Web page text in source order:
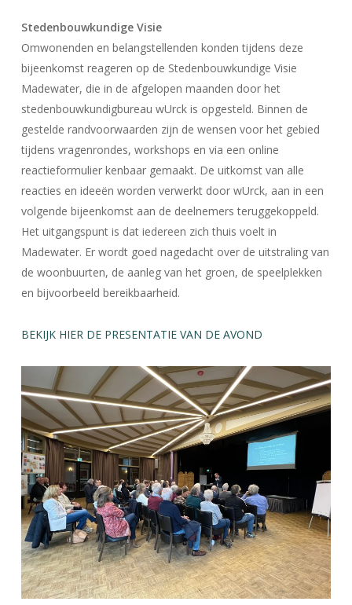
Stedenbouwkundige Visie
Omwonenden en belangstellenden konden tijdens deze
bijeenkomst reageren op de Stedenbouwkundige Visie
Madewater, die in de afgelopen maanden door het
stedenbouwkundigbureau wUrck is opgesteld. Binnen de
gestelde randvoorwaarden zijn de wensen voor het gebied
tijdens vragenrondes, workshops en via een online
reactieformulier kenbaar gemaakt. De uitkomst van alle
reacties en ideeën worden verwerkt door wUrck, aan in een
volgende bijeenkomst aan de deelnemers teruggekoppeld.
Het uitgangspunt is dat iedereen zich thuis voelt in
Madewater. Er wordt goed nagedacht over de uitstraling van
de woonbuurten, de aanleg van het groen, de speelplekken
en bijvoorbeeld bereikbaarheid.
BEKIJK HIER DE PRESENTATIE VAN DE AVOND